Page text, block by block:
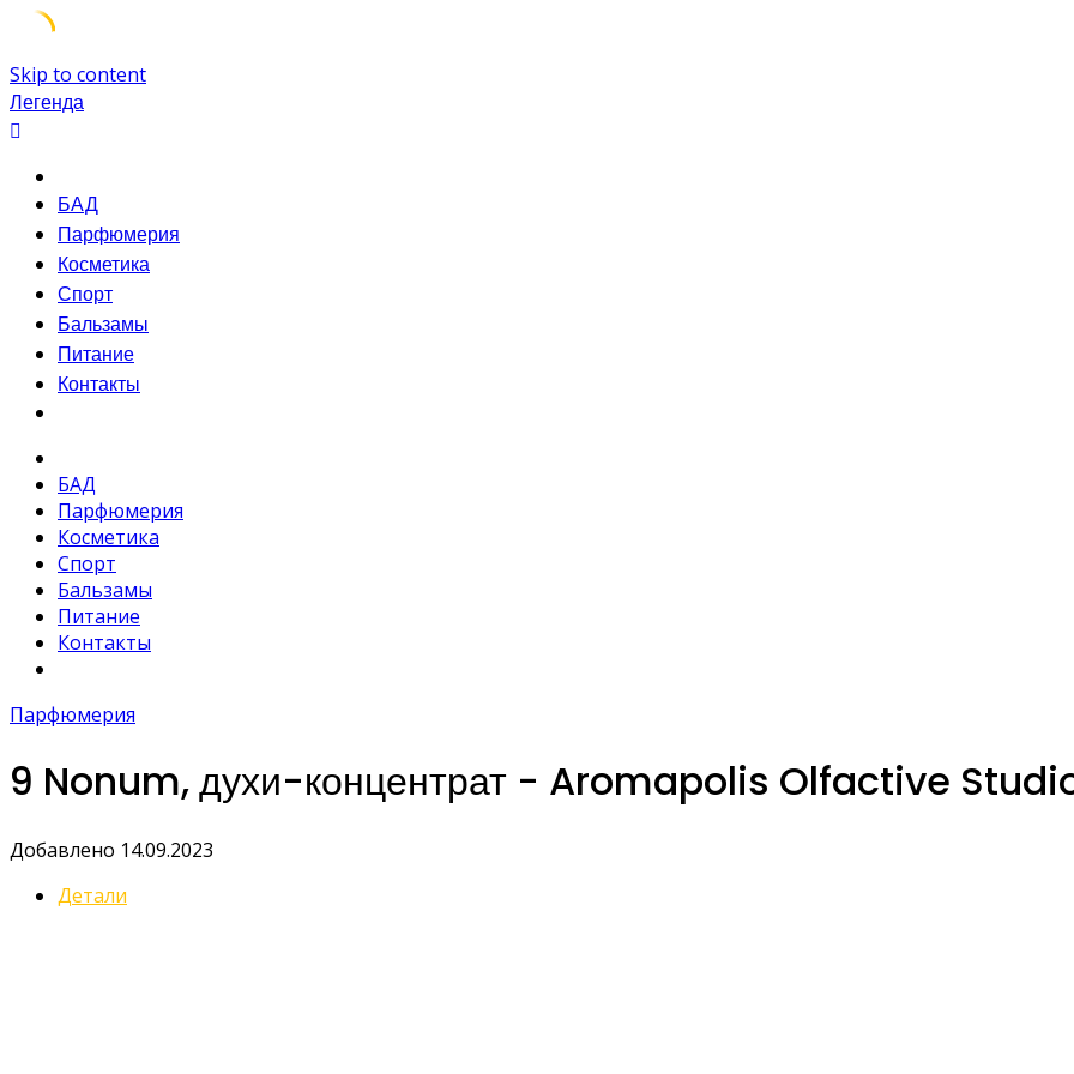
Skip to content
Легенда
БАД
Парфюмерия
Косметика
Спорт
Бальзамы
Питание
Контакты
БАД
Парфюмерия
Косметика
Спорт
Бальзамы
Питание
Контакты
Парфюмерия
9 Nonum, духи-концентрат - Aromapolis Olfactive
Добавлено 14.09.2023
Детали